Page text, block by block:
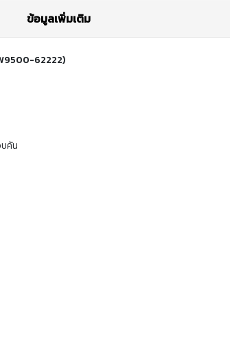
ข้อมูลเพิ่มเติม
62222)
คัน